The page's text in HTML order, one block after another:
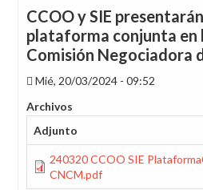
CCOO y SIE
plataforma conjunta en
Comisión Negociadora
Mié, 20/03/2024 - 09:52
Archivos
Adjunto
240320 CCOO SIE
CNCM.pdf